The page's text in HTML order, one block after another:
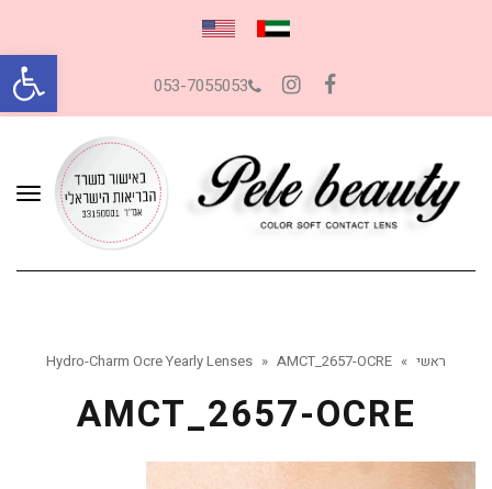
פתח 053-7055053
ראשי »
Hydro-Charm Ocre Yearly Lenses » AMCT_2657-OCRE
AMCT_2657-OCRE